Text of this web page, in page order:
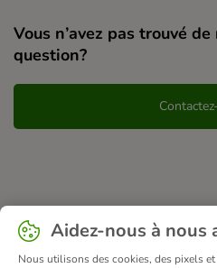
Vous n’avez pas trouvé
question?
Aidez-nous à nous
Nous utilisons des cookies, des pixels